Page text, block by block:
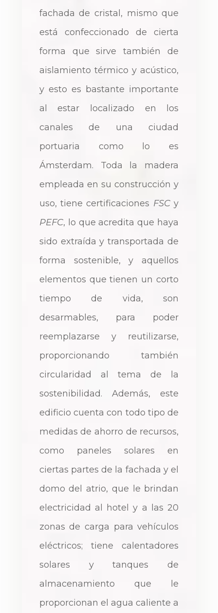
fachada de cristal, mismo que
está confeccionado de cierta
forma que sirve también de
aislamiento térmico y acústico,
y esto es bastante importante
al estar localizado en los
canales de una ciudad
portuaria como lo es
Ámsterdam. Toda la madera
empleada en su construcción y
uso, tiene certificaciones FSCy
PEFC, lo que acredita que haya
sido extraída y transportada de
forma sostenible, y aquellos
elementos que tienen un corto
tiempo de vida, son
desarmables, para poder
reemplazarse y reutilizarse,
proporcionando también
circularidad al tema de la
sostenibilidad. Además, este
edificio cuenta con todo tipo de
medidas de ahorro de recursos,
como paneles solares en
ciertas partes de la fachada y el
domo del atrio, que le brindan
electricidad al hotel y a las 20
zonas de carga para vehículos
eléctricos; tiene calentadores
solares y tanques de
almacenamiento que le
proporcionan el agua caliente a